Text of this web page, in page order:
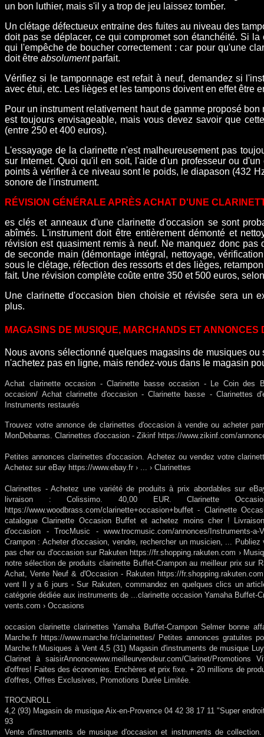
un bon luthier, mais s'il y a trop de jeu laissez tomber.
Un clétage défectueux entraine des fuites au niveau des
doit pas se déplacer, ce qui compromet son étanchéité. Si
qui l'empêche de boucher correctement : car pour qu'une
doit être absolumentparfait.
Vérifiez si le tamponnage est refait à neuf, demandez si
avec étui, etc. Les lièges et les tampons doivent en effet être
Pour un instrument relativement haut de gamme proposé
est toujours envisageable, mais vous devez savoir que
(entre 250 et 400 euros).
L'essayage de la clarinette n'est malheureusement pas
sur Internet. Quoi qu'il en soit, l'aide d'un professeur ou
points à vérifier à ce niveau sont le poids, le diapason (432
sonore de l'instrument.
RÉVISION GÉNÉRALE APRÈS ACHAT D'UNE
es clés et anneaux d'une clarinette d'occasion se sont
abîmés. L'instrument doit être entièrement démonté et
révision est quasiment remis à neuf. Ne manquez donc pas
de seconde main (démontage intégral, nettoyage,
sous le clétage, réfection des ressorts et des lièges,
fait. Une révision complète coûte entre 350 et 500 euros,
Une clarinette d'occasion bien choisie et révisée sera un
plus.
MAGASINS DE MUSIQUE, MARCHANDS ET
Nous avons sélectionné quelques magasins de musiques
n'achetez pas en ligne, mais rendez-vous dans le magasin
Achat clarinette occasion - Clarinette basse occasion - Le Coin des
occasion/ Achat clarinette d'occasion - Clarinette basse - Clarinettes
Instruments restaurés
Trouvez votre annonce de clarinettes d'occasion à vendre ou acheter
MonDebarras. Clarinettes d'occasion - Zikinf https://www.zikinf.com/
Petites annonces clarinettes d'occasion. Achetez ou vendez votre
Achetez sur eBay https://www.ebay.fr › ... › Clarinettes
Clarinettes - Achetez une variété de produits à prix abordables sur
livraison : Colissimo. 40,00 EUR. Clarinette
https://www.woodbrass.com/clarinette+occasion+buffet - Clarinette
catalogue Clarinette Occasion Buffet et achetez moins cher !
d'occasion - TrocMusic - www.trocmusic.com/annonces/Instruments-a-
Crampon : Acheter d'occasion, vendre, rechercher un musicien, ...
pas cher ou d'occasion sur Rakuten https://fr.shopping.rakuten.com ›
notre sélection de produits clarinette Buffet-Crampon au meilleur prix sur
Achat, Vente Neuf & d'Occasion - Rakuten https://
vent Il y a 6 jours - Sur Rakuten, commandez en quelques clics un
catégorie dédiée aux instruments de ...clarinette occasion Yamaha Buffet-
vents.com › Occasions
occasion clarinette clarinettes Yamaha Buffet-Crampon Selmer bonne
Marche.fr https://www.marche.fr/clarinettes/ Petites annonces gratuites
Marche.fr.Musiques à Vent 4,5 (31) Magasin d'instruments de musique
Clarinet à saisir‎Annoncewww.meilleurvendeur.com/Clarinet/Promotions‎
d'offres! Faites des économies. Enchères et prix fixe. + 20 millions de
d'offres, Offres Exclusives, Promotions Durée Limitée.
TROCNROLL
4,2 (93) Magasin de musique Aix-en-Provence 04 42 38 17 11 "Super
93
Vente d'instruments de musique d'occasion et instruments de